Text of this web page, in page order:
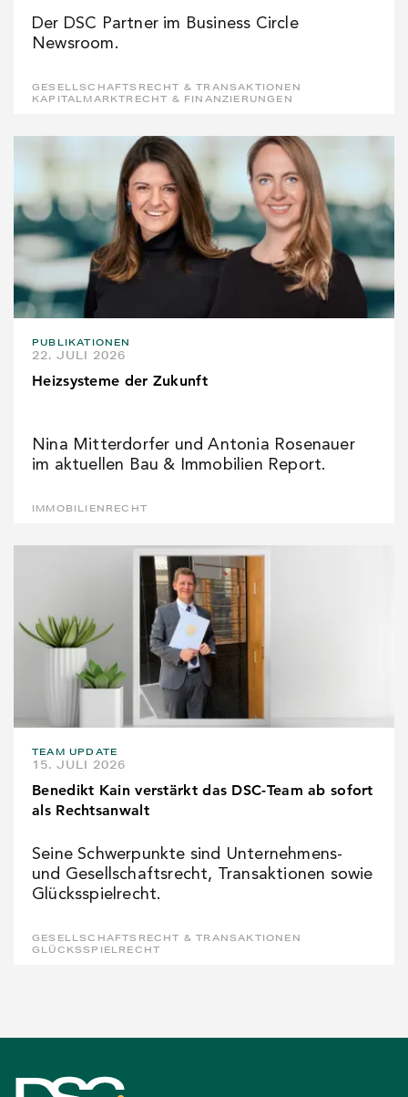
Der DSC Partner im Business Circle
Newsroom.
GESELLSCHAFTSRECHT & TRANSAKTIONEN
KAPITALMARKTRECHT & FINANZIERUNGEN
PUBLIKATIONEN
22. JULI 2026
Heizsysteme der Zukunft
Nina Mitterdorfer und Antonia Rosenauer
im aktuellen Bau & Immobilien Report.
IMMOBILIENRECHT
TEAM UPDATE
15. JULI 2026
Benedikt Kain verstärkt das DSC-Team ab sofort
als Rechtsanwalt
Seine Schwerpunkte sind Unternehmens-
und Gesellschaftsrecht, Transaktionen sowie
Glücksspielrecht.
GESELLSCHAFTSRECHT & TRANSAKTIONEN
GLÜCKSSPIELRECHT